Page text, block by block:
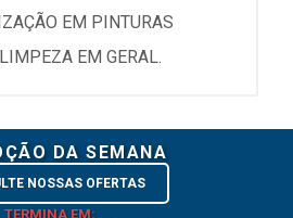
EM PINTURAS
EM GERAL.
DA SEMANA
NOSSAS OFERTAS
TERMINA EM: